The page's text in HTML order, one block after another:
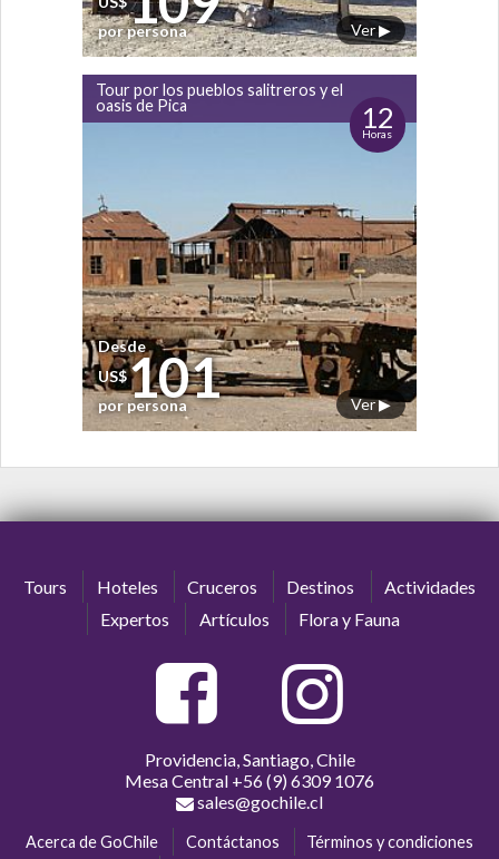
Ver ▶
por persona
Tour por los pueblos salitreros y el
oasis de Pica
12
Horas
Ver ▶
Desde
US$101
por persona
Tours Hoteles Cruceros Destinos
Actividades
Expertos
Artículos Flora y Fauna
Providencia, Santiago, Chile
Mesa Central +56 (9) 6309 1076
sales@gochile.cl
Acerca de GoChile Contáctanos Términos y condiciones